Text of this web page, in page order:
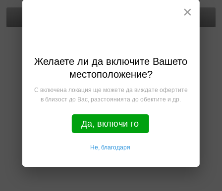
×
Желаете ли да включите Вашето
местоположение?
С включена локация ще можете да виждате офертите
в близост до Вас, разстоянията до обектите и др.
Да, включи го
Не, благодаря